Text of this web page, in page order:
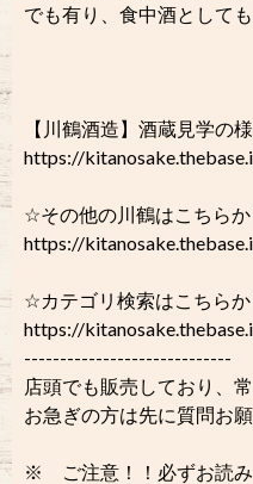
でも有り、食中酒として
【川鶴酒造】酒蔵見学の
https://
☆その他の川鶴はこちら
https://
☆カテゴリ検索はこちら
https://
-----------------------------
店頭でも販売しており、
お急ぎの方は先に質問お願
※ ご注意！！必ずお読み